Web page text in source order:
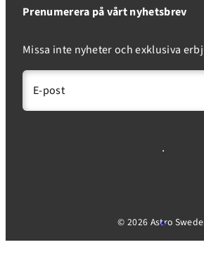
Prenumerera på vårt nyhetsbrev
Missa inte nyheter och exklusiva
E-post
© 2026 Astro
till